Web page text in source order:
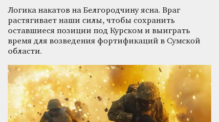
Логика накатов на Белгородчину ясна. Враг
растягивает наши силы, чтобы сохранить
оставшиеся позиции под Курском и выиграть
время для возведения фортификаций в Сумской
области.